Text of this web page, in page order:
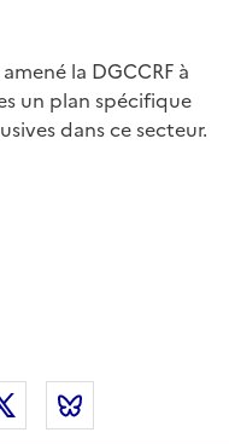
la DGCCRF à
un plan spécifique
dans ce secteur.
Twitter